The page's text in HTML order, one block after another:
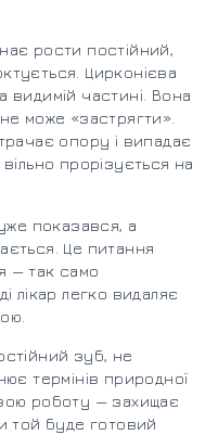
рости постійний,
Цирконієва
частині. Вона
може «застрягти».
опору і випадає
прорізується на
показався, а
Це питання
— так само
лікар легко видаляє
зуб, не
термінів природної
роботу — захищає
той буде готовий